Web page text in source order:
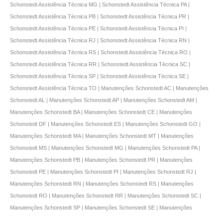
Schonstedt Assistência Técnica MG | Schonstedt Assistência Técnica PA |
Schonstedt Assistência Técnica PB | Schonstedt Assistência Técnica PR |
Schonstedt Assistência Técnica PE | Schonstedt Assistência Técnica PI |
Schonstedt Assistência Técnica RJ | Schonstedt Assistência Técnica RN |
Schonstedt Assistência Técnica RS | Schonstedt Assistência Técnica RO |
Schonstedt Assistência Técnica RR | Schonstedt Assistência Técnica SC |
Schonstedt Assistência Técnica SP | Schonstedt Assistência Técnica SE |
Schonstedt Assistência Técnica TO | Manutenções Schonstedt AC | Manutenções
Schonstedt AL | Manutenções Schonstedt AP | Manutenções Schonstedt AM |
Manutenções Schonstedt BA | Manutenções Schonstedt CE | Manutenções
Schonstedt DF | Manutenções Schonstedt ES | Manutenções Schonstedt GO |
Manutenções Schonstedt MA | Manutenções Schonstedt MT | Manutenções
Schonstedt MS | Manutenções Schonstedt MG | Manutenções Schonstedt PA |
Manutenções Schonstedt PB | Manutenções Schonstedt PR | Manutenções
Schonstedt PE | Manutenções Schonstedt PI | Manutenções Schonstedt RJ |
Manutenções Schonstedt RN | Manutenções Schonstedt RS | Manutenções
Schonstedt RO | Manutenções Schonstedt RR | Manutenções Schonstedt SC |
Manutenções Schonstedt SP | Manutenções Schonstedt SE | Manutenções